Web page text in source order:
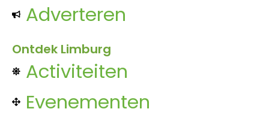
Adverteren
Ontdek Limburg
Activiteiten
Evenementen